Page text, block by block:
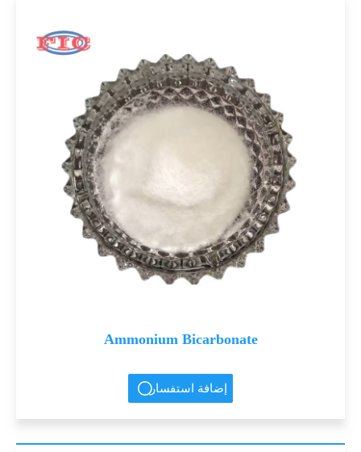
Ammonium Bicarbonate
إضافة استفسار